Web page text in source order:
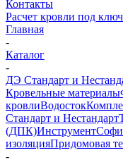
Контакты
Расчет кровли под ключ
Главная
-
Каталог
-
ДЭ Стандарт и
Кровельные материалы
кровлиВодосток
Стандарт и Нестандарт
(ДПК)Инструмент
изоляцияПридомовая
-